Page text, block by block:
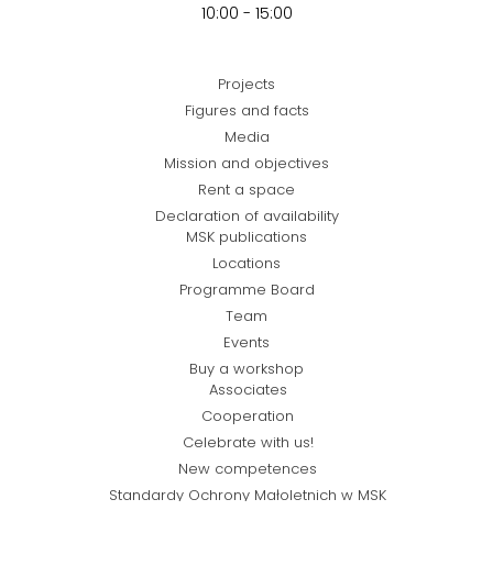
10:00 - 15:00
Projects
Figures and facts
Media
Mission and objectives
Rent a space
Declaration of availability
MSK publications
Locations
Programme Board
Team
Events
Buy a workshop
Associates
Cooperation
Celebrate with us!
New competences
Standardy Ochrony Małoletnich w MSK